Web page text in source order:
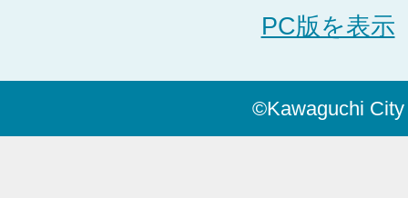
PC版を表示
©Kawaguchi City